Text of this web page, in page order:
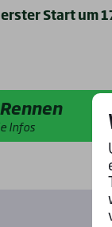
Start um
Infos